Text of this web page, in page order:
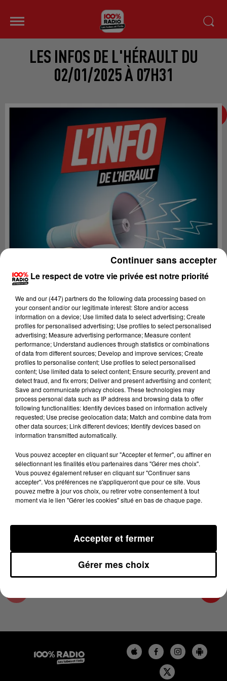
LES INFOS DE L'HÉRAULT DU
02/01/2025 À 07H31
Lecture (4 min 7 sec)
100%
100% Radio les infos de l'Hérault
2 janvier 2025 - 4 min 7 sec
LES INFOS DE L'HÉRAULT DU 02/01/2025 À
07H31
Podcasts infos de l'Hérault
Le respect de votre vie privée est notre priorité
We and our (447) partnersdo the following data processing based on
your consent and/or our legitimate interest: Store and/or access
information on a device; Use limited data to select advertising; Create
profiles for personalised advertising; Use profiles to select personalised
advertising; Measure advertising performance; Measure content
performance; Understand audiences through statistics or combinations
of data from different sources; Develop and improve services; Create
profiles to personalise content; Use profiles to select personalised
content; Use limited data to select content; Ensure security, prevent and
detect fraud, and fix errors; Deliver and present advertising and content;
Save and communicate privacy choices. These technologies may
process personal data such as IP address and browsing data to offer
following functionalities: Identify devices based on information actively
requested; Use precise geolocation data; Match and combine data from
other data sources; Link different devices; Identify devices based on
information transmitted automatically.
Vous pouvez accepter en cliquant sur "Accepter et fermer", ou affiner en
sélectionnant les finalités et/ou partenaires dans "Gérer mes choix".
Vous pouvez également refuser en cliquant sur "Continuer sans
accepter". Vos préférences ne s'appliqueront que pour ce site. Vous
pouvez mettre à jour vos choix, ou retirer votre consentement à tout
moment via le lien "Gérer les cookies" situé en bas de chaque page.
Gérer mes choix
Accepter et fermer
Continuer sans accepter